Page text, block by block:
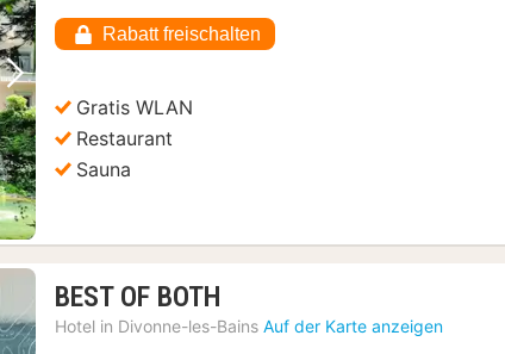
Nächstes Bild
Rabatt freischalten
Gratis WLAN
Restaurant
Sauna
BEST OF BOTH
Nacht
Hotel in Divonne-les-Bains Auf der Karte anzeigen